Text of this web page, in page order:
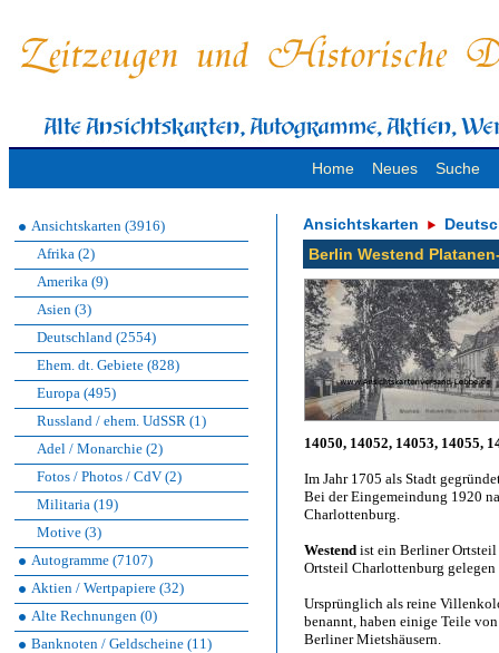
Home Neues Suche
Ansichtskarten (3916)
Afrika (2)
Amerika (9)
Asien (3)
Deutschland (2554)
Ehem. dt. Gebiete (828)
Europa (495)
Russland / ehem. UdSSR (1)
Adel / Monarchie (2)
Fotos / Photos / CdV (2)
Militaria (19)
Motive (3)
Autogramme (7107)
Aktien / Wertpapiere (32)
Alte Rechnungen (0)
Banknoten / Geldscheine (11)
Ansichtskarten
Berlin Westend
14050, 14052, 14053, 14055,
Im Jahr 1705 als Stadt
Bei der Eingemeindung 1920
Charlottenburg.
Westend ist ein Berliner
Ortsteil Charlottenburg gelegen
Ursprünglich als reine
benannt, haben einige Teile
Berliner Mietshäusern.